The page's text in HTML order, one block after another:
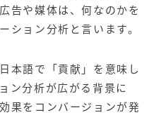
告や媒体は、何なのかを
ション分析と言います。
本語で「貢献」を意味し
ン分析が広がる背景に
果をコンバージョンが発